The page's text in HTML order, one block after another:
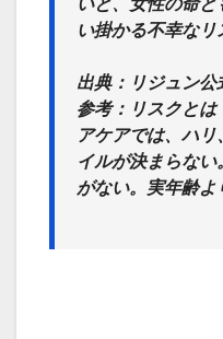
いと、女性の命
い掛かる不幸なリ
出典：リジュン公
参考：リスクと
アケアでは、ハ
イルが決まらな
がない。実年齢よ